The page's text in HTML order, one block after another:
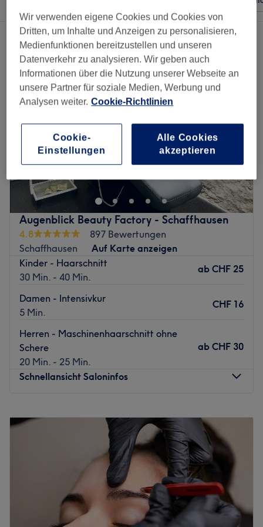
3 Salons die anbieten:coiffeure in Kanton Schaffhausen
Augenblick Beauty Factory - Schaffhausen
4.8
897 Bewertungen
Schaffhausen
Auf Karte anzeigen
Kinder - Haarschnitt
30 Min. - 40 Min.
ab CHF 25
Damen - Intensivkur
5 Min.
CHF 16
Herren - Maschinenhaarschnitt ohne
Schere
20 Min. - 25 Min.
ab CHF 30
Schnellansicht Saloninfos
Dienstag
08:00 –19:00
08:00
19:00
08:00–19:00
08:00– 19:00
08:00–17:00
Geschlossen
Strahlende und reine Haut, deine Traumfrisur oder einen
Wir verwenden eigene Cookies und Cookies von
Dritten, um Inhalte und Anzeigen zu personalisieren,
Medienfunktionen bereitzustellen und unseren
Datenverkehr zu analysieren. Wir geben auch
Informationen über die Nutzung unserer Webseite an
unsere Partner für soziale Medien, Werbung und
Analysen weiter. Cookie-Richtlinien
Alle Cookies
akzeptieren
Cookie-
Einstellungen